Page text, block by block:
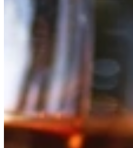
Watermeloen-feta
Gepubliceerd op
30 juni 2026
Deel dit artikel